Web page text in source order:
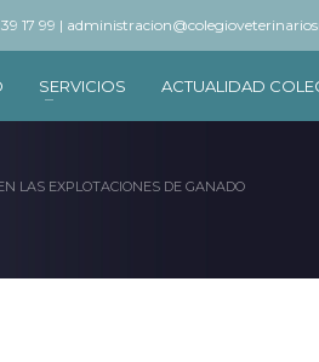
17 99 |
SERVICIOS ACTUALIDAD
LAS EXPLOTACIONES DE GANADO